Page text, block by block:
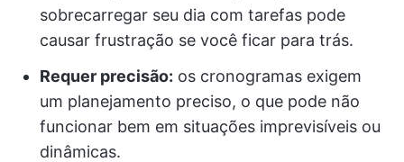
sobrecarregar seu dia com tarefas pode
causar frustração se você ficar para trás.
Requer precisão: os cronogramas exigem
um planejamento preciso, o que pode não
funcionar bem em situações imprevisíveis ou
dinâmicas.